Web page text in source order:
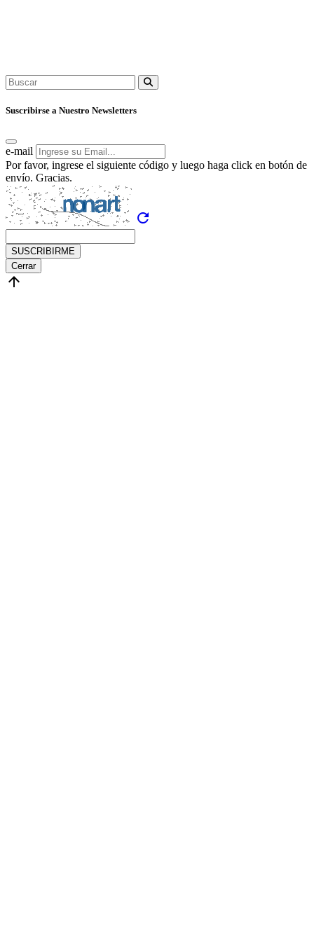
Suscribirse a Nuestro Newsletters
e-mail
Por favor, ingrese el siguiente código y luego haga click en botón de
envío. Gracias.
refresh
SUSCRIBIRME
Cerrar
arrow_upward